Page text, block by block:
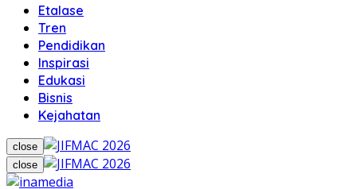
Etalase
Tren
Pendidikan
Inspirasi
Edukasi
Bisnis
Kejahatan
close
close